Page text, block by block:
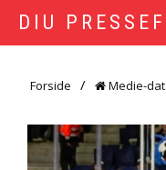
DIU
Forside Medie-